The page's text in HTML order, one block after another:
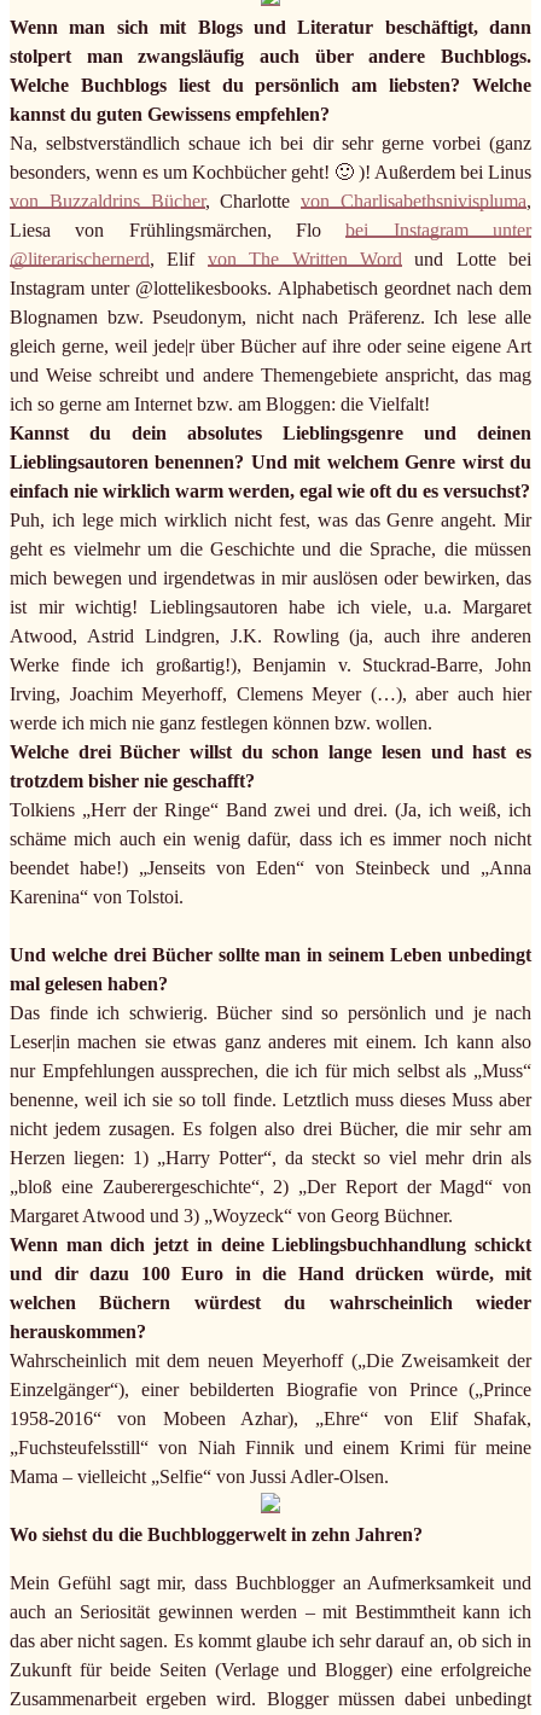
Wenn man sich mit Blogs und Literatur beschäftigt, dann
stolpert man zwangsläufig auch über andere Buchblogs.
Welche Buchblogs liest du persönlich am liebsten? Welche
kannst du guten Gewissens empfehlen?
Na, selbstverständlich schaue ich bei dir sehr gerne vorbei (ganz
besonders, wenn es um Kochbücher geht! 🙂 )! Außerdem bei Linus
von Buzzaldrins Bücher, Charlottevon Charlisabethsnivispluma,
Liesa von Frühlingsmärchen, Flobei Instagram unter
@literarischernerd, Elif von The Written Word und Lotte bei
Instagram unter @lottelikesbooks. Alphabetisch geordnet nach dem
Blognamen bzw. Pseudonym, nicht nach Präferenz. Ich lese alle
gleich gerne, weil jede|r über Bücher auf ihre oder seine eigene Art
und Weise schreibt und andere Themengebiete anspricht, das mag
ich so gerne am Internet bzw. am Bloggen: die Vielfalt!
Kannst du dein absolutes Lieblingsgenre und deinen
Lieblingsautoren benennen? Und mit welchem Genre wirst du
einfach nie wirklich warm werden, egal wie oft du es versuchst?
Puh, ich lege mich wirklich nicht fest, was das Genre angeht. Mir
geht es vielmehr um die Geschichte und die Sprache, die müssen
mich bewegen und irgendetwas in mir auslösen oder bewirken, das
ist mir wichtig! Lieblingsautoren habe ich viele, u.a. Margaret
Atwood, Astrid Lindgren, J.K. Rowling (ja, auch ihre anderen
Werke finde ich großartig!), Benjamin v. Stuckrad-Barre, John
Irving, Joachim Meyerhoff, Clemens Meyer (…), aber auch hier
werde ich mich nie ganz festlegen können bzw. wollen.
Welche drei Bücher willst du schon lange lesen und hast es
trotzdem bisher nie geschafft?
Tolkiens „Herr der Ringe“ Band zwei und drei. (Ja, ich weiß, ich
schäme mich auch ein wenig dafür, dass ich es immer noch nicht
beendet habe!) „Jenseits von Eden“ von Steinbeck und „Anna
Karenina“ von Tolstoi.
Und welche drei Bücher sollte man in seinem Leben unbedingt
mal gelesen haben?
Das finde ich schwierig. Bücher sind so persönlich und je nach
Leser|in machen sie etwas ganz anderes mit einem. Ich kann also
nur Empfehlungen aussprechen, die ich für mich selbst als „Muss“
benenne, weil ich sie so toll finde. Letztlich muss dieses Muss aber
nicht jedem zusagen. Es folgen also drei Bücher, die mir sehr am
Herzen liegen: 1) „Harry Potter“, da steckt so viel mehr drin als
„bloß eine Zauberergeschichte“, 2) „Der Report der Magd“ von
Margaret Atwood und 3) „Woyzeck“ von Georg Büchner.
Wenn man dich jetzt in deine Lieblingsbuchhandlung schickt
und dir dazu 100 Euro in die Hand drücken würde, mit
welchen Büchern würdest du wahrscheinlich wieder
herauskommen?
Wahrscheinlich mit dem neuen Meyerhoff („Die Zweisamkeit der
Einzelgänger“), einer bebilderten Biografie von Prince („Prince
1958-2016“ von Mobeen Azhar), „Ehre“ von Elif Shafak,
„Fuchsteufelsstill“ von Niah Finnik und einem Krimi für meine
Mama – vielleicht „Selfie“ von Jussi Adler-Olsen.
Wo siehst du die Buchbloggerwelt in zehn Jahren?
Mein Gefühl sagt mir, dass Buchblogger an Aufmerksamkeit und
auch an Seriosität gewinnen werden – mit Bestimmtheit kann ich
das aber nicht sagen. Es kommt glaube ich sehr darauf an, ob sich in
Zukunft für beide Seiten (Verlage und Blogger) eine erfolgreiche
Zusammenarbeit ergeben wird. Blogger müssen dabei unbedingt